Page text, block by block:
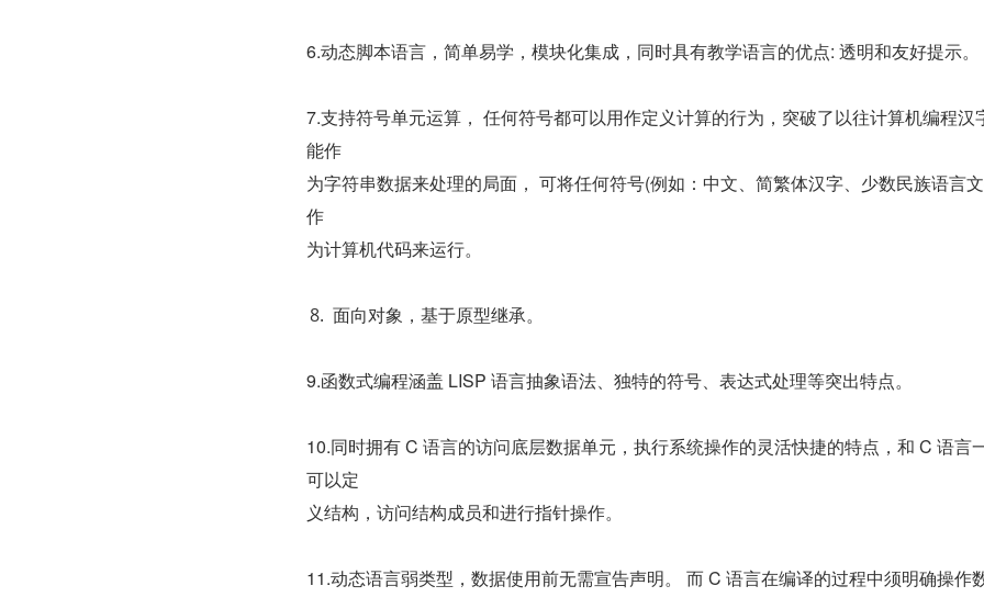
6.动态脚本语言，简单易学，模块化集成，同时具有教学语言的优点: 透明和友好提示。
7.支持符号单元运算， 任何符号都可以用作定义计算的行为，突破了以往计算机编程汉
能作
为字符串数据来处理的局面， 可将任何符号(例如：中文、简繁体汉字、少数民族语言
作
为计算机代码来运行。
面向对象，基于原型继承。
9.函数式编程涵盖 LISP 语言抽象语法、独特的符号、表达式处理等突出特点。
10.同时拥有 C 语言的访问底层数据单元，执行系统操作的灵活快捷的特点，和 C 语言
可以定
义结构，访问结构成员和进行指针操作。
11.动态语言弱类型，数据使用前无需宣告声明。 而 C 语言在编译的过程中须明确操作